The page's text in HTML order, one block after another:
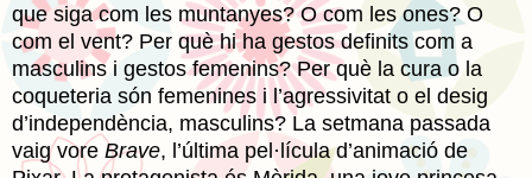
que siga com les muntanyes? O com les ones? O
com el vent? Per què hi ha gestos definits com a
masculins i gestos femenins? Per què la cura o la
coqueteria són femenines i l’agressivitat o el desig
d’independència, masculins? La setmana passada
vaig vore Brave, l’última pel·lícula d’animació de